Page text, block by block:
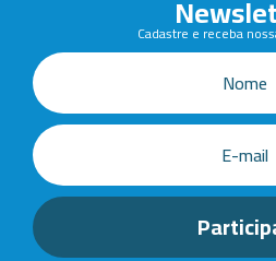
Cadastre e receba